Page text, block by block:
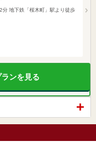
分 地下鉄「桜木町」駅より徒歩
ンを見る